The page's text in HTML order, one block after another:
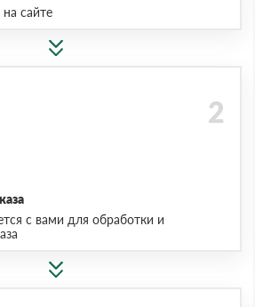
сайте
с вами для обработки и